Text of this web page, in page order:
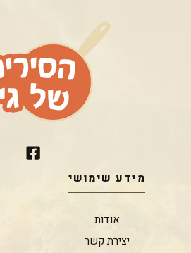
מידע שימושי
אודות
יצירת קשר